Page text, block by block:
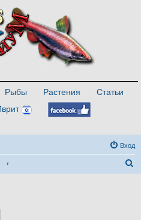
Рыбы Растения
Статьи
Вход